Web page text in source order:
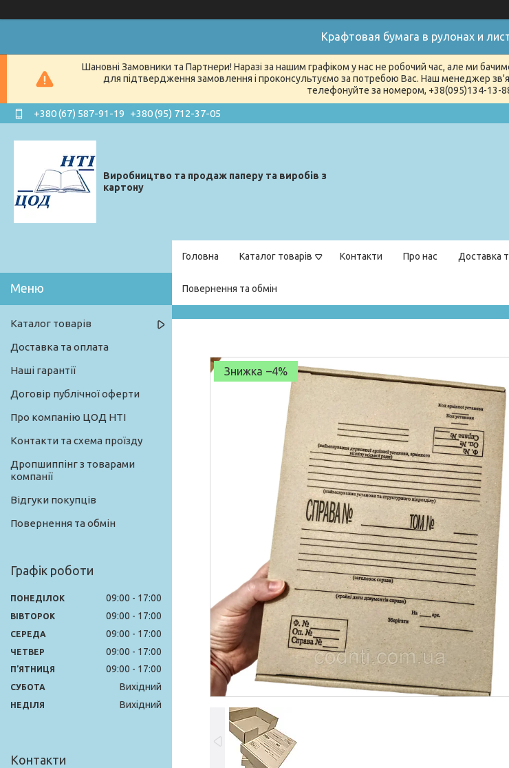
Крафтовая бумага в рулонах и
Шановні Замовники та Партнери! Наразі за нашим графіком у нас не робочий час, але ми
для підтвердження замовлення і проконсультуємо за потребою Вас. Наш менеджер
телефонуйте за номером, +38(095)134-13-
+380 (67) 587-91-19 +380 (95) 712-37-05
Виробництво та продаж паперу та виробів з
картону
Головна Каталог товарів Контакти Про нас Доставка
Повернення та обмін
–4%
Каталог товарів
Доставка та оплата
Наші гарантії
Договір публічної оферти
Про компанію ЦОД НТІ
Контакти та схема проїзду
Дропшиппінг з товарами
компанії
Відгуки покупців
Повернення та обмін
Графік роботи
ПОНЕДІЛОК 09:00 17:00
ВІВТОРОК 09:00 17:00
СЕРЕДА 09:00 17:00
ЧЕТВЕР 09:00 17:00
ПʼЯТНИЦЯ 09:00 17:00
СУБОТА Вихідний
НЕДІЛЯ Вихідний
Контакти